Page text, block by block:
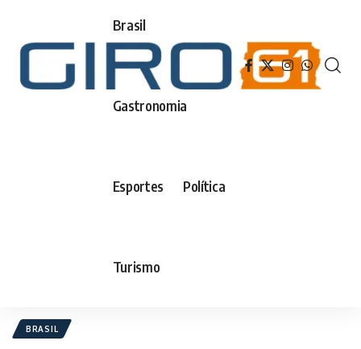
Brasil
Gastronomia
Esportes Política
Turismo
BRASIL